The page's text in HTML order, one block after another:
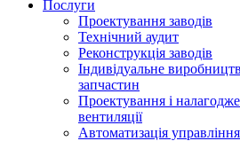
Послуги
Проектування заводів
Технічний аудит
Реконструкція заводів
Індивідуальне
запчастин
Проектування і
вентиляції
Автоматизація управління